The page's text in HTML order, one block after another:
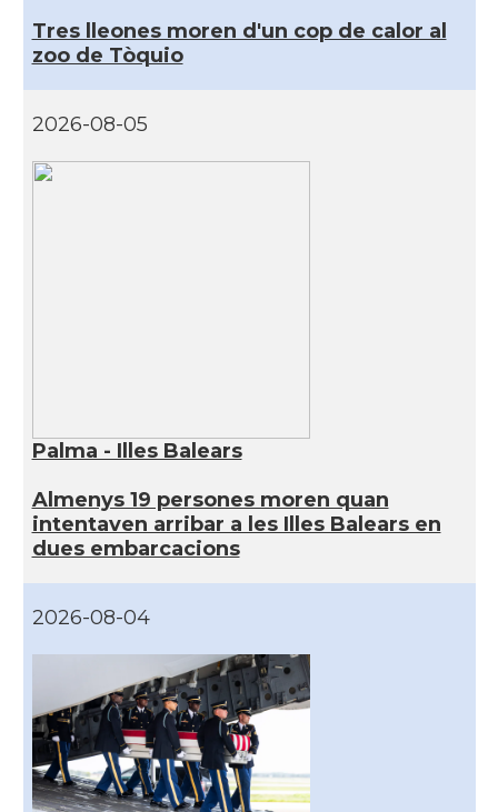
Tres lleones moren d'un cop de calor al
zoo de Tòquio
2026-08-05
Palma - Illes Balears
Almenys 19 persones moren quan
intentaven arribar a les Illes Balears en
dues embarcacions
2026-08-04